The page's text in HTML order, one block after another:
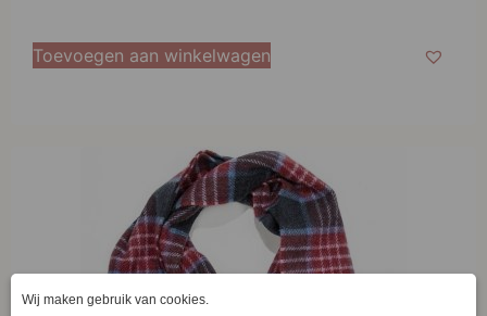
Toevoegen aan winkelwagen